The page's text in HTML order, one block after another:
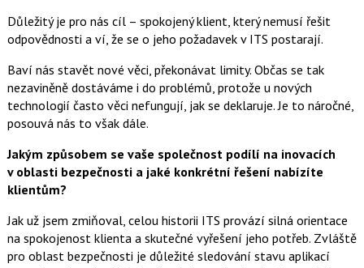
Důležitý je pro nás cíl – spokojený klient, který nemusí řešit
odpovědnosti a ví, že se o jeho požadavek v ITS postarají.
Baví nás stavět nové věci, překonávat limity. Občas se tak
nezaviněně dostáváme i do problémů, protože u nových
technologií často věci nefungují, jak se deklaruje. Je to náročné,
posouvá nás to však dále.
Jakým způsobem se vaše společnost podílí na inovacích
v oblasti bezpečnosti a jaké konkrétní řešení nabízíte
klientům?
Jak už jsem zmiňoval, celou historii ITS provází silná orientace
na spokojenost klienta a skutečné vyřešení jeho potřeb. Zvláště
pro oblast bezpečnosti je důležité sledování stavu aplikací